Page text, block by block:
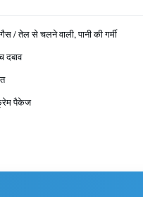
/ तेल से चलने वाली, पानी की गर्मी
दबाव
पैकेज